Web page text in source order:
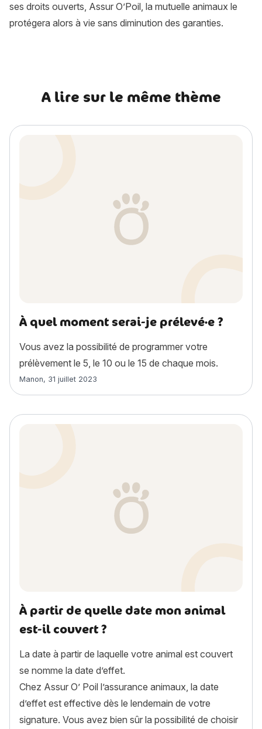
ses droits ouverts, Assur O’Poil, la mutuelle animaux le
protégera alors à vie sans diminution des garanties.
A lire sur le même thème
À quel moment serai-je prélevé·e ?
Vous avez la possibilité de programmer votre
prélèvement le 5, le 10 ou le 15 de chaque mois.
Article rédigé par
Manon, 31 juillet 2023
À partir de quelle date mon animal
est-il couvert ?
La date à partir de laquelle votre animal est couvert
se nomme la date d’effet.
Chez Assur O’ Poil l’assurance animaux, la date
d’effet est effective dès le lendemain de votre
signature. Vous avez bien sûr la possibilité de choisir